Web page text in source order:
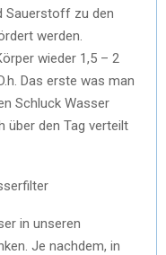
Sauerstoff zu den
werden.
wieder 1,5 – 2
Das erste was man
Schluck Wasser
über den Tag verteilt
in unseren
Je nachdem, in